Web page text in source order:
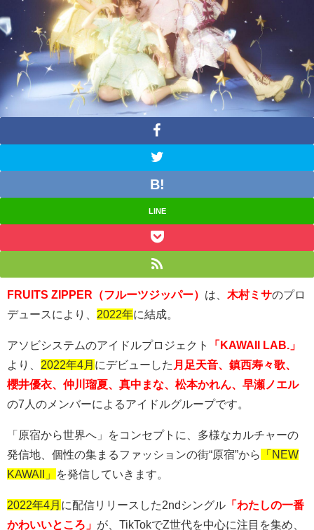
LINE
FRUITS ZIPPER（フルーツジッパー） は、 木村ミサのプロ
デュースにより、 2022年に結成。
アソビシステムのアイドルプロジェクト
「KAWAII LAB.」
より、 2022年4月 にデビューした 月足天音、鎮西寿々歌、
櫻井優衣、仲川瑠夏、真中まな、松本かれん、早瀬ノエル
の7 人のメンバーによるアイドルグループです。
「原宿から世界へ」をコンセプトに、多様なカルチャーの
発信地、個性の集まるファッションの街“原宿”から
「NEW
KAWAII」
を発信していきます。
2022年4月 に配信リリースした2nd シングル 「わたしの一番
かわいいところ」 が、 TikTokでZ世代を中心に注目を集め、